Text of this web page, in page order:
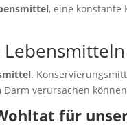
, eine konstante
.
verursachen
für